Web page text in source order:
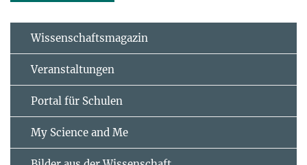
Wissenschaftsmagazin
Veranstaltungen
Portal für Schulen
My Science and Me